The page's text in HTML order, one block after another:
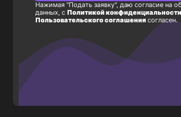
Нажимая "Подать заявку", даю согласие на
данных, с Политикой конфиденциальности
Пользовательского соглашения согласен.